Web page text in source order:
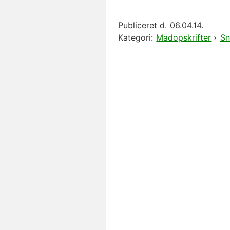
Publiceret d. 06.04.14.
Kategori: Madopskrifter ›